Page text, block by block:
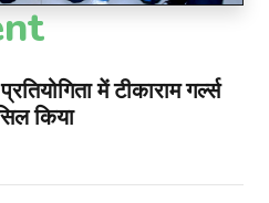
में टीकाराम गर्ल्स
किया